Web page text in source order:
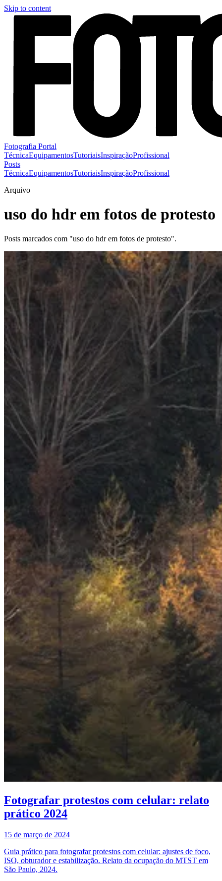
Skip to content
Fotografia Portal
TécnicaEquipamentosTutoriaisInspiraçãoProfissional
Posts
TécnicaEquipamentosTutoriaisInspiraçãoProfissional
Arquivo
uso do hdr em fotos de protesto
Posts marcados com "uso do hdr em fotos de protesto".
Fotografar protestos com celular: relato
prático 2024
15 de março de 2024
Guia prático para fotografar protestos com celular: ajustes de foco,
ISO, obturador e estabilização. Relato da ocupação do MTST em
São Paulo, 2024.